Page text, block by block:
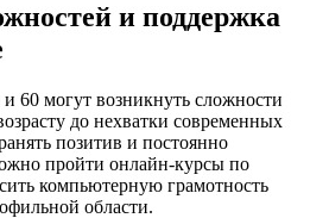
и поддержка
60 могут возникнуть сложности
до нехватки современных
позитив и постоянно
пройти онлайн-курсы по
компьютерную грамотность
области.